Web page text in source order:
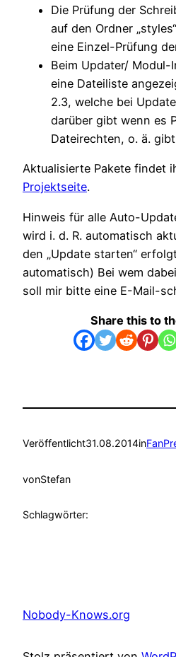
Die Prüfung der
auf den Ordner
eine Einzel-Prüfung
Beim Updater/
eine Dateiliste
2.3, welche bei
darüber gibt wenn es
Dateirechten, o. ä.
Aktualisierte Pakete findet
Projektseite.
Hinweis für alle Auto-
wird i. d. R. automatisch
den „Update starten“
automatisch) Bei wem
soll mir bitte eine E-Mail-
Share this to
Veröffentlicht31.08.2014in
vonStefan
Schlagwörter:
Nobody-Knows.org